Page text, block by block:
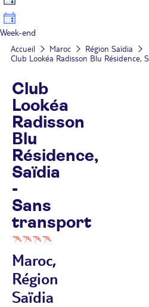
Week-end
Accueil Maroc
Région Saïdia
Club Lookéa Radisson Blu Résidence,
Club
Lookéa
Radisson
Blu
Résidence,
Saïdia
-
Sans
transport
Maroc,
Région
Saïdia